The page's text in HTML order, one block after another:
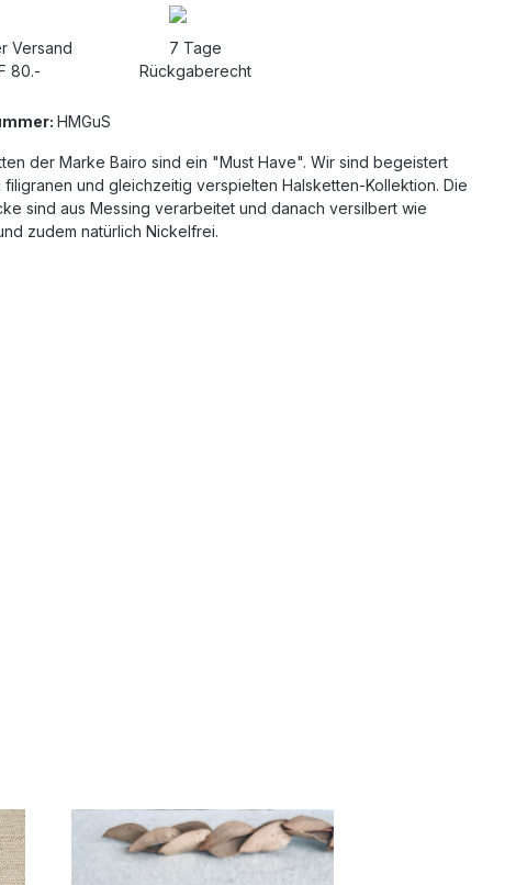
Versand
80.-
7 Tage
Rückgaberecht
HMGuS
der Marke Bairo sind ein "Must Have". Wir sind begeistert
und gleichzeitig verspielten Halsketten-Kollektion. Die
sind aus Messing verarbeitet und danach versilbert wie
zudem natürlich Nickelfrei.